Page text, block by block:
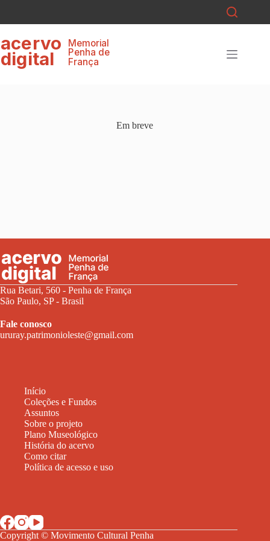
Memorial
Penha de
França
acervo
digital
Em breve
Rua Betari, 560 - Penha de França
São Paulo, SP - Brasil
Fale conosco
ururay.patrimonioleste@gmail.com
Início
Coleções e Fundos
Assuntos
Sobre o projeto
Plano Museológico
História do acervo
Como citar
Política de acesso e uso
Copyright © Movimento Cultural Penha